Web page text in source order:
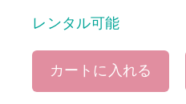
レンタル可能
カートに入れる